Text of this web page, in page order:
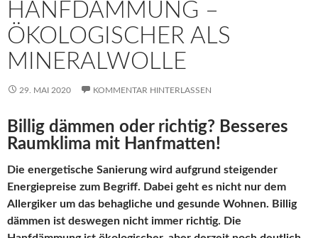
HANFDÄMMUNG –
ÖKOLOGISCHER ALS
MINERALWOLLE
29. MAI 2020 KOMMENTAR HINTERLASSEN
Billig dämmen oder richtig? Besseres
Raumklima mit Hanfmatten!
Die energetische Sanierung wird aufgrund steigender
Energiepreise zum Begriff. Dabei geht es nicht nur dem
Allergiker um das behagliche und gesunde Wohnen. Billig
dämmen ist deswegen nicht immer richtig. Die